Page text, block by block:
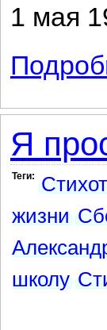
1 мая
Я
Теги:
жизни
школу